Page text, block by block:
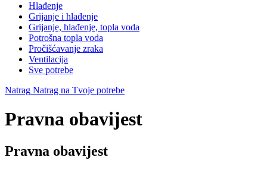
Hlađenje
Grijanje i hlađenje
Grijanje, hlađenje, topla voda
Potrošna topla voda
Pročišćavanje zraka
Ventilacija
Sve potrebe
Natrag Natrag na Tvoje potrebe
Pravna obavijest
Pravna obavijest